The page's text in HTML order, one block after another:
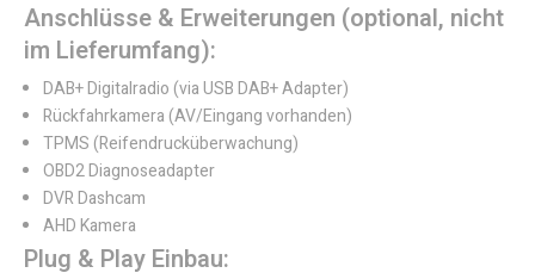
Anschlüsse & Erweiterungen (optional, nicht
im Lieferumfang):
DAB+ Digitalradio (via USB DAB+ Adapter)
Rückfahrkamera (AV/Eingang vorhanden)
TPMS (Reifendrucküberwachung)
OBD2 Diagnoseadapter
DVR Dashcam
AHD Kamera
Plug & Play Einbau: